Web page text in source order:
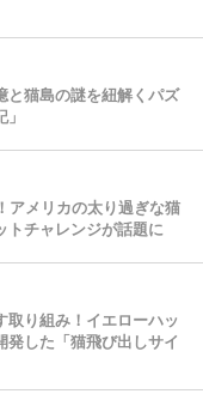
と猫島の謎を紐解くパズ
メリカの太り過ぎな猫
トチャレンジが話題に
取り組み！イエローハッ
発した「猫飛び出しサイ